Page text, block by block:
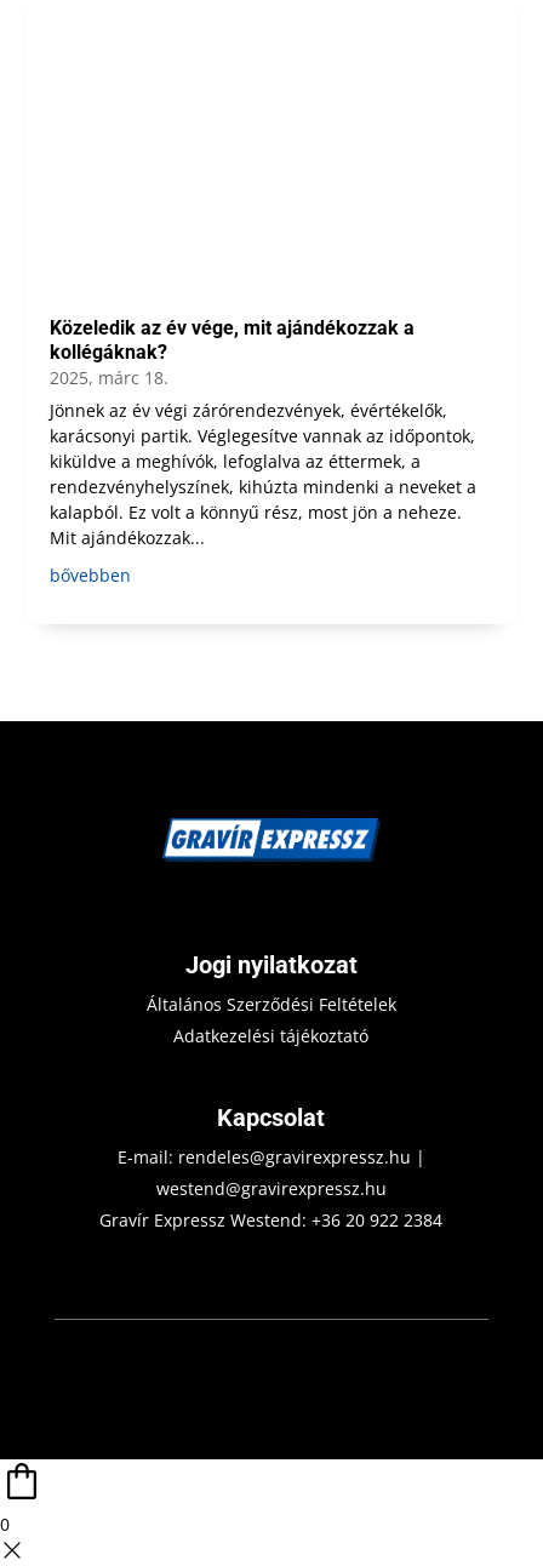
Közeledik az év vége, mit ajándékozzak a
kollégáknak?
2025, márc 18.
Jönnek az év végi zárórendezvények, évértékelők,
karácsonyi partik. Véglegesítve vannak az időpontok,
kiküldve a meghívók, lefoglalva az éttermek, a
rendezvényhelyszínek, kihúzta mindenki a neveket a
kalapból. Ez volt a könnyű rész, most jön a neheze.
Mit ajándékozzak...
bővebben
Jogi nyilatkozat
Általános Szerződési Feltételek
Adatkezelési tájékoztató
Kapcsolat
E-mail: rendeles@gravirexpressz.hu |
westend@gravirexpressz.hu
Gravír Expressz Westend:+36 20 922 2384
0